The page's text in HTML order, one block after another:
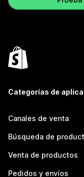
Categorías de
Canales de venta
Búsqueda de
Venta de productos
Pedidos y envíos